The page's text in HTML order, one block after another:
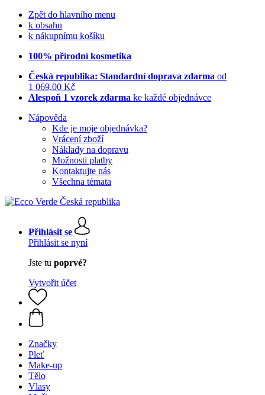
Zpět do hlavního menu
k obsahu
k nákupnímu košíku
100% přírodní kosmetika
Česká republika: Standardní doprava zdarma od
1 069,00 Kč
Alespoň 1 vzorek zdarma ke každé objednávce
Nápověda
Kde je moje objednávka?
Vrácení zboží
Náklady na dopravu
Možnosti platby
Kontaktujte nás
Všechna témata
Přihlásit se
Přihlásit se nyní
Jste tu poprvé?
Vytvořit účet
Značky
Pleť
Make-up
Tělo
Vlasy